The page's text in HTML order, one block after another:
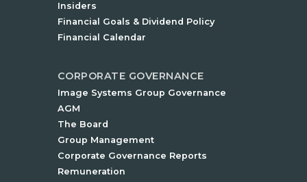
Insiders
Financial Goals & Dividend Policy
Financial Calendar
CORPORATE GOVERNANCE
Image Systems Group Governance
AGM
The Board
Group Management
Corporate Governance Reports
Remuneration